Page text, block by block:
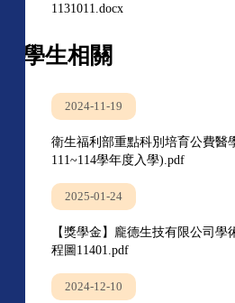
1131011.docx
學生相關
2024-11-19
衛生福利部重點科別培育公費醫
111~114學年度入學).pdf
2025-01-24
【獎學金】龐德生技有限公司
程圖11401.pdf
2024-12-10